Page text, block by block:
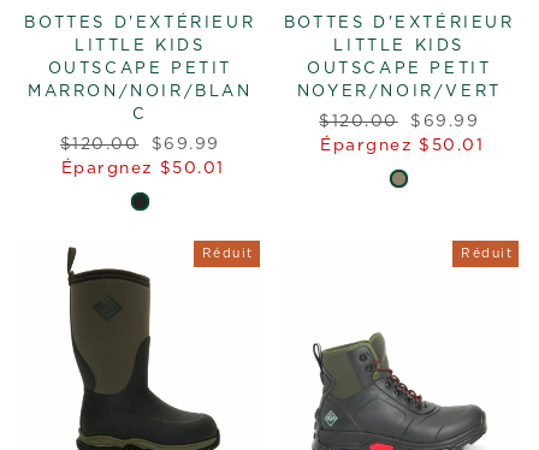
BOTTES D'EXTÉRIEUR
LITTLE KIDS
OUTSCAPE PETIT
MARRON/NOIR/BLAN
C
Prix
régulier
$120.00
Prix
réduit
$69.99
Épargnez $50.01
BOTTES D'EXTÉRIEUR
LITTLE KIDS
OUTSCAPE PETIT
NOYER/NOIR/VERT
Prix
régulier
$120.00
Prix
réduit
$69.99
Épargnez $50.01
Réduit Réduit